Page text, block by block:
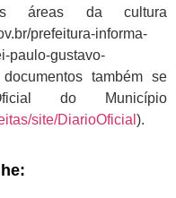
áreas da cultura
prefeitura-informa-
paulo-gustavo-
documentos também se
do Município
site/DiarioOficial ).